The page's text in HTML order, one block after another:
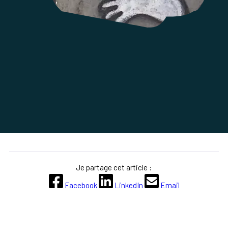
Je partage cet article :
Facebook
LinkedIn Email